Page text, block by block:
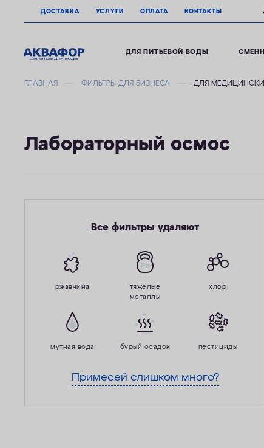
ДОСТАВКА УСЛУГИ ОПЛАТА КОНТАКТЫ
ДЛЯ ПИТЬЕВОЙ ВОДЫ
ГЛАВНАЯ ФИЛЬТРЫ ДЛЯ БИЗНЕСА ДЛЯ
Лабораторный осмос
Все фильтры удаляют
ржавчина
тяжелые
металлы
хлор
мутная вода бурый осадок пестициды
Примесей слишком много?